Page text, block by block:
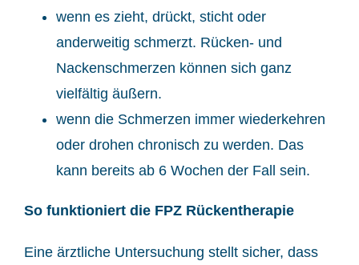
wenn es zieht, drückt, sticht oder
anderweitig schmerzt. Rücken- und
Nackenschmerzen können sich ganz
vielfältig äußern.
wenn die Schmerzen immer wiederkehren
oder drohen chronisch zu werden. Das
kann bereits ab 6 Wochen der Fall sein.
So funktioniert die FPZ Rückentherapie
Eine ärztliche Untersuchung stellt sicher, dass